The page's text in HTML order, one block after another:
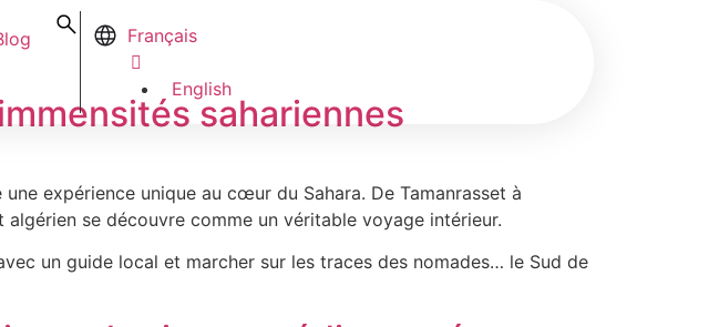
Français
English
sahariennes
expérience unique au cœur du Sahara. De Tamanrasset à
algérien se découvre comme un véritable voyage intérieur.
un guide local et marcher sur les traces des nomades… le Sud de